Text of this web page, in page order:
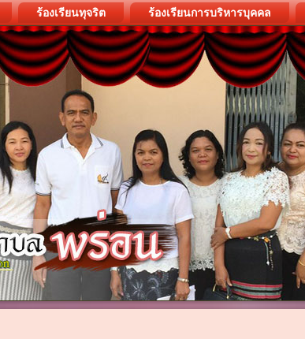
ร้องเรียนทุจริต ร้องเรียนการบริหารบุคคล